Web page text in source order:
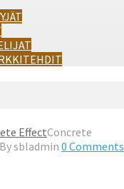
EffectConcrete
Bysbladmin 0 Comments